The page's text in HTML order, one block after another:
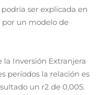
ser explicada en
por un modelo de
la Inversión Extranjera
períodos la relación es
un r2 de 0,005.